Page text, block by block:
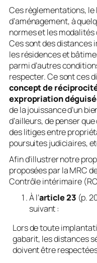
Ces règlementations, le
d’aménagement, à
normes et les modalités
Ces sont des distances
les résidences et
parmi d’autres
respecter. Ce sont ces
concept de
expropriation
de la jouissance d’un
d’ailleurs, de penser
des litiges entre
poursuites judiciaires,
Afin d’illustrer notre
proposées par la MRC
Contrôle intérimaire
À l’article 23 (p.
suivant :
Lors de toute
gabarit, les distances
doivent être